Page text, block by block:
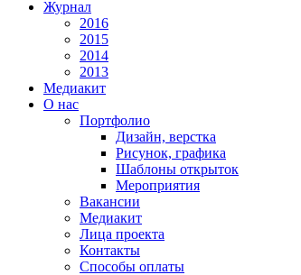
Журнал
2016
2015
2014
2013
Медиакит
О нас
Портфолио
Дизайн, верстка
Рисунок, графика
Шаблоны открыток
Мероприятия
Вакансии
Медиакит
Лица проекта
Контакты
Способы оплаты